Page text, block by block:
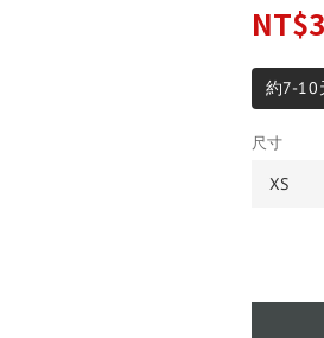
約7-10
尺寸